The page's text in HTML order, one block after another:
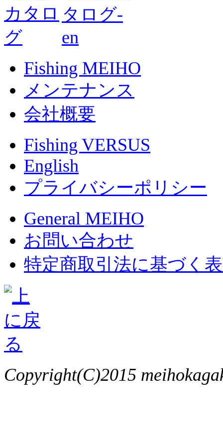
Fishing MEIHO
メンテナンス
会社概要
Fishing VERSUS
English
プライバシーポリシー
General MEIHO
お問い合わせ
特定商取引法に基づく
Copyright(C)2015